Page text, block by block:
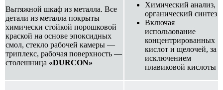
Вытяжной шкаф из металла. Все
детали из металла покрыты
химически стойкой порошковой
краской на основе эпоксидных
смол, стекло рабочей камеры —
триплекс, рабочая поверхность —
столешница «DURCON»
Химический анализ,
органический синтез
Включая
использование
концентрированных
кислот и щелочей, за
исключением
плавиковой кислоты